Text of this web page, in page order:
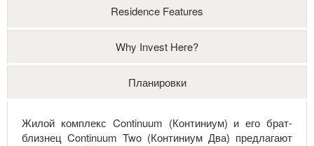
Residence Features
Why Invest Here?
Планировки
Жилой комплекс Continuum (Континиум) и его брат-
близнец Continuum Two (Континиум Два) предлагают